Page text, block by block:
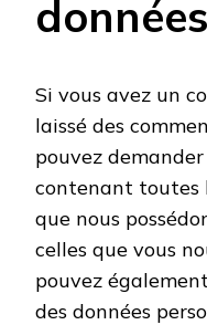
données
Si vous avez un
laissé des
pouvez
contenant toutes
que nous
celles que vous
pouvez
des données